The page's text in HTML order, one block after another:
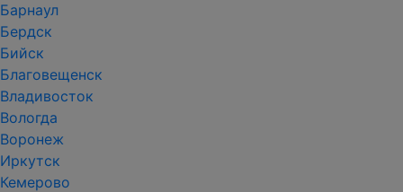
Барнаул
Бердск
Бийск
Благовещенск
Владивосток
Вологда
Воронеж
Иркутск
Кемерово